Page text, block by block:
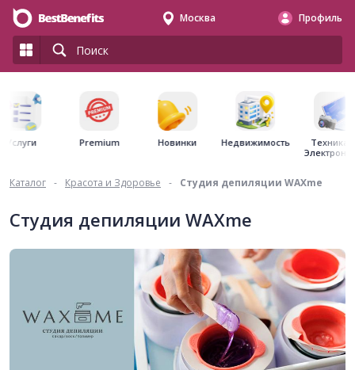
Москва Профиль
Услуги Premium Новинки Недвижимость
Техника
Каталог - Красота и Здоровье - Студия депиляции WAXme
Студия депиляции WAXme